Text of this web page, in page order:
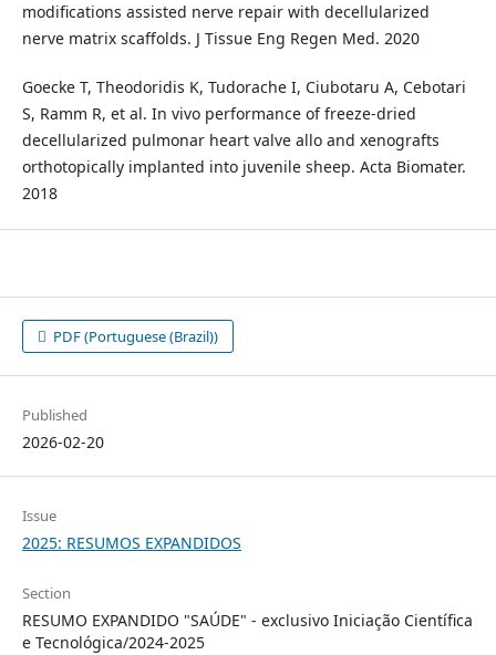
modifications assisted nerve repair with decellularized
nerve matrix scaffolds. J Tissue Eng Regen Med. 2020
Goecke T, Theodoridis K, Tudorache I, Ciubotaru A, Cebotari
S, Ramm R, et al. In vivo performance of freeze-dried
decellularized pulmonar heart valve allo and xenografts
orthotopically implanted into juvenile sheep. Acta Biomater.
2018
PDF (Portuguese (Brazil))
Published
2026-02-20
Issue
2025: RESUMOS EXPANDIDOS
Section
RESUMO EXPANDIDO "SAÚDE" - exclusivo Iniciação Científica
e Tecnológica/2024-2025